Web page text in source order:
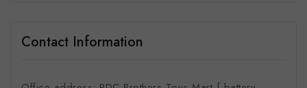
Contact Information